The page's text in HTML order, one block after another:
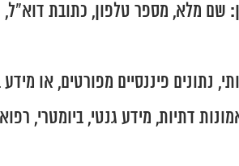
שם מלא, מספר טלפון, כתובת דוא"ל,
נתונים פיננסיים מפורטים, או
דתיות, מידע גנטי, ביומטרי,